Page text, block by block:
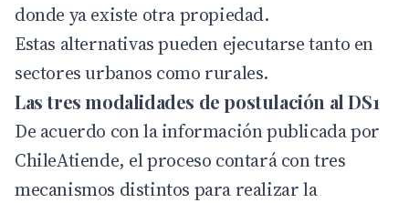
donde ya existe otra propiedad.
Estas alternativas pueden ejecutarse tanto en
sectores urbanos como rurales.
Las tres modalidades de postulación al DS1
De acuerdo con la información publicada por
ChileAtiende, el proceso contará con tres
mecanismos distintos para realizar la